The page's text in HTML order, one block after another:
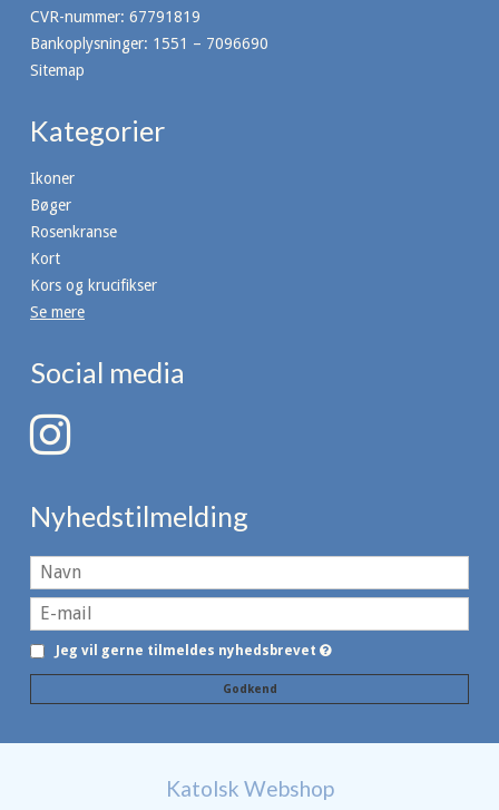
CVR-nummer: 67791819
Bankoplysninger: 1551 – 7096690
Sitemap
Kategorier
Ikoner
Bøger
Rosenkranse
Kort
Kors og krucifikser
Se mere
Social media
Nyhedstilmelding
Jeg vil gerne tilmeldes nyhedsbrevet
Godkend
Katolsk Webshop